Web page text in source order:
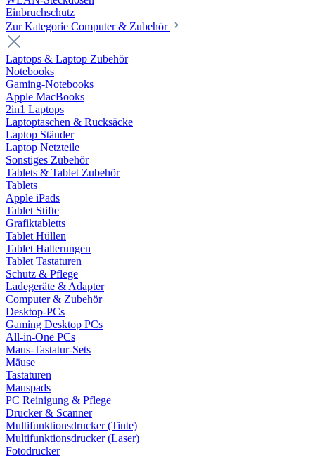
Einbruchschutz
Zur Kategorie Computer & Zubehör
Laptops & Laptop Zubehör
Notebooks
Gaming-Notebooks
Apple MacBooks
2in1 Laptops
Laptoptaschen & Rucksäcke
Laptop Ständer
Laptop Netzteile
Sonstiges Zubehör
Tablets & Tablet Zubehör
Tablets
Apple iPads
Tablet Stifte
Grafiktabletts
Tablet Hüllen
Tablet Halterungen
Tablet Tastaturen
Schutz & Pflege
Ladegeräte & Adapter
Computer & Zubehör
Desktop-PCs
Gaming Desktop PCs
All-in-One PCs
Maus-Tastatur-Sets
Mäuse
Tastaturen
Mauspads
PC Reinigung & Pflege
Drucker & Scanner
Multifunktionsdrucker (Tinte)
Multifunktionsdrucker (Laser)
Fotodrucker